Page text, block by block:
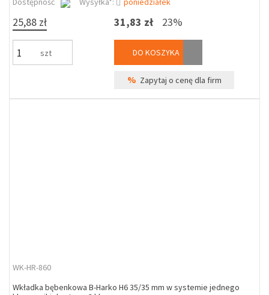
25,88 zł
szt
31,83 zł 23%
DO KOSZYKA
% Zapytaj o cenę dla firm
WK-HR-860
Wkładka bębenkowa B-Harko H6 35/35 mm w systemie jednego